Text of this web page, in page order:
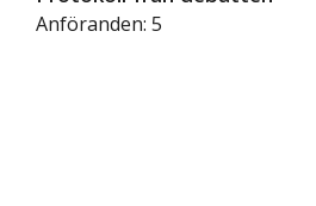
Anföranden: 5